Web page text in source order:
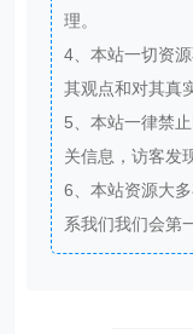
理。
4、本站一切资
其观点和对其真
5、本站一律禁
关信息，访客发
6、本站资源大
系我们我们会第